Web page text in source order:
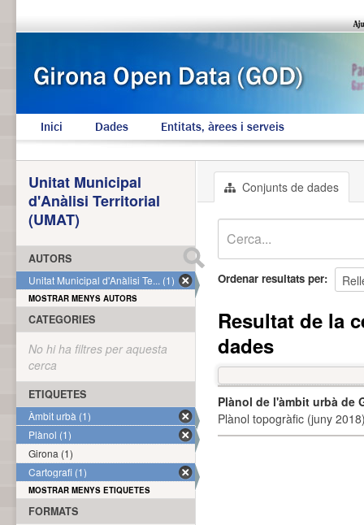
Inici Dades Entitats, àrees i serveis
Conjunts de dades
Ordenar resultats per
Resultat de la
dades
Plànol de l'àmbit urbà de
Plànol topogràfic (juny
Unitat Municipal
d'Anàlisi Territorial
(UMAT)
AUTORS
Unitat Municipal d'Anàlisi Te... (1)
MOSTRAR MENYS AUTORS
CATEGORIES
No hi ha filtres per aquesta
cerca
ETIQUETES
Àmbit urbà (1)
Plànol (1)
Girona (1)
Cartografi (1)
MOSTRAR MENYS ETIQUETES
FORMATS